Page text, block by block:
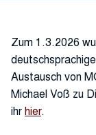
Zum 1.3.2026
Austausch von
Michael Voß zu
ihrhier.